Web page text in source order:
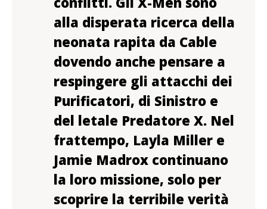
alla disperata ricerca della
neonata rapita da Cable
dovendo anche pensare a
respingere gli attacchi dei
Purificatori, di Sinistro e
del letale Predatore X. Nel
frattempo, Layla Miller e
Jamie Madrox continuano
la loro missione, solo per
scoprire la terribile verità